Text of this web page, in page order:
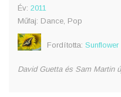
Év: 2011
Műfaj: Dance, Pop
Fordította: Sunflower
David Guetta és Sam Martin